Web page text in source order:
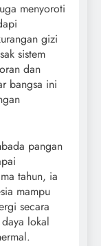
menyoroti
gizi
sistem
dan
bangsa ini
pangan
tahun, ia
mampu
secara
lokal